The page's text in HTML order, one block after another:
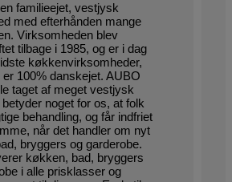
familieejet, vestjysk
med efterhånden mange
Virksomheden blev
tilbage i 1985, og er i dag
køkkenvirksomheder,
100% danskejet. AUBO
taget af meget vestjysk
betyder noget for os, at folk
behandling, og får indfriet
når det handler om nyt
bryggers og garderobe.
køkken, bad, bryggers
i alle prisklasser og